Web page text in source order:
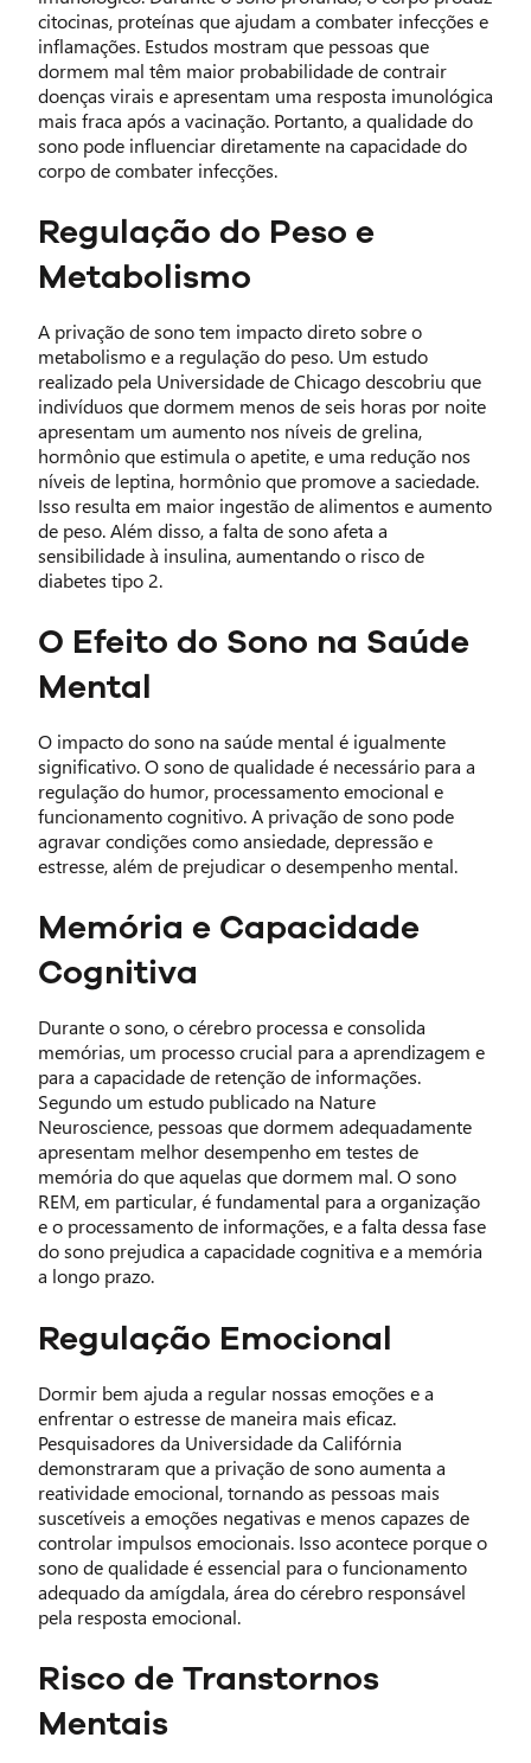
citocinas, proteínas que ajudam a combater infecções e
inflamações. Estudos mostram que pessoas que
dormem mal têm maior probabilidade de contrair
doenças virais e apresentam uma resposta imunológica
mais fraca após a vacinação. Portanto, a qualidade do
sono pode influenciar diretamente na capacidade do
corpo de combater infecções.
Regulação do Peso e
Metabolismo
A privação de sono tem impacto direto sobre o
metabolismo e a regulação do peso. Um estudo
realizado pela Universidade de Chicago descobriu que
indivíduos que dormem menos de seis horas por noite
apresentam um aumento nos níveis de grelina,
hormônio que estimula o apetite, e uma redução nos
níveis de leptina, hormônio que promove a saciedade.
Isso resulta em maior ingestão de alimentos e aumento
de peso. Além disso, a falta de sono afeta a
sensibilidade à insulina, aumentando o risco de
diabetes tipo 2.
O Efeito do Sono na Saúde
Mental
O impacto do sono na saúde mental é igualmente
significativo. O sono de qualidade é necessário para a
regulação do humor, processamento emocional e
funcionamento cognitivo. A privação de sono pode
agravar condições como ansiedade, depressão e
estresse, além de prejudicar o desempenho mental.
Memória e Capacidade
Cognitiva
Durante o sono, o cérebro processa e consolida
memórias, um processo crucial para a aprendizagem e
para a capacidade de retenção de informações.
Segundo um estudo publicado na Nature
Neuroscience, pessoas que dormem adequadamente
apresentam melhor desempenho em testes de
memória do que aquelas que dormem mal. O sono
REM, em particular, é fundamental para a organização
e o processamento de informações, e a falta dessa fase
do sono prejudica a capacidade cognitiva e a memória
a longo prazo.
Regulação Emocional
Dormir bem ajuda a regular nossas emoções e a
enfrentar o estresse de maneira mais eficaz.
Pesquisadores da Universidade da Califórnia
demonstraram que a privação de sono aumenta a
reatividade emocional, tornando as pessoas mais
suscetíveis a emoções negativas e menos capazes de
controlar impulsos emocionais. Isso acontece porque o
sono de qualidade é essencial para o funcionamento
adequado da amígdala, área do cérebro responsável
pela resposta emocional.
Risco de Transtornos
Mentais